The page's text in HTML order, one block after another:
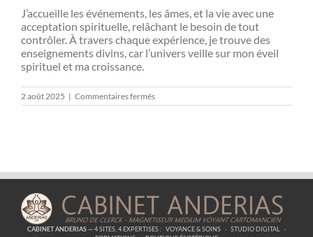
J’accueille les événements, les âmes, et la vie avec une
acceptation spirituelle, relâchant le besoin de tout
contrôler. À travers chaque expérience, je trouve des
enseignements divins, car l’univers veille sur mon éveil
spirituel et ma croissance.
2 août 2025 | Commentaires ferméssur
Messages
Acceptation
CABINET ANDERIAS— 4 SITES, 4 EXPERTISES : VOYANCE & SOINS · STUDIO DIGITAL
·